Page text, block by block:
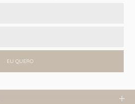
EU QUERO